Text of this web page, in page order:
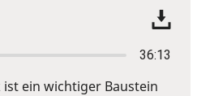
36:13
ein wichtiger Baustein